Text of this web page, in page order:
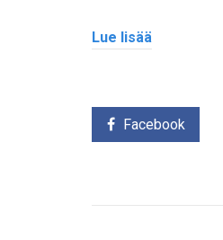
Lue lisää
Facebook